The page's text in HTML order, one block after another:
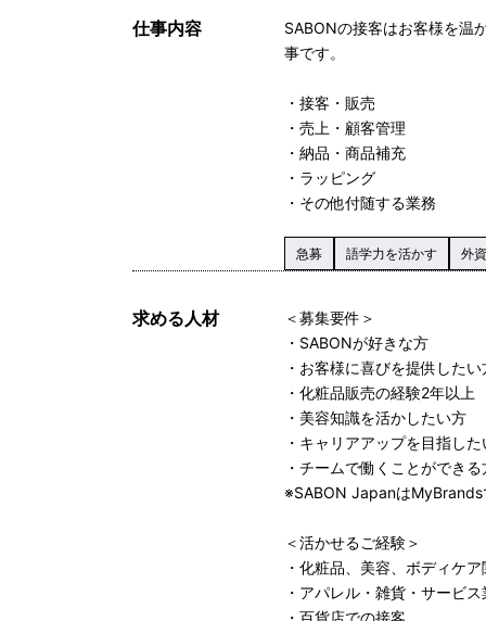
仕事内容
SABONの接客はお客様を温
事です。
・接客・販売
・売上・顧客管理
・納品・商品補充
・ラッピング
・その他付随する業務
急募 語学力を活かす 外
求める人材
＜募集要件＞
・SABONが好きな方
・お客様に喜びを提供したい
・化粧品販売の経験2年以上
・美容知識を活かしたい方
・キャリアアップを目指した
・チームで働くことができる
※SABON JapanはMyBrands
＜活かせるご経験＞
・化粧品、美容、ボディケア
・アパレル・雑貨・サービス
・百貨店での接客